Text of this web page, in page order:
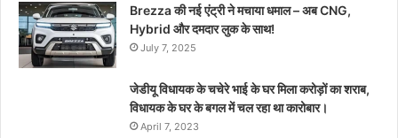
Brezza की नई एंट्री ने मचाया धमाल – अब CNG,
Hybrid और दमदार लुक के साथ!
July 7, 2025
जेडीयू विधायक के चचेरे भाई के घर मिला करोड़ों का शराब,
विधायक के घर के बगल में चल रहा था कारोबार।
April 7, 2023